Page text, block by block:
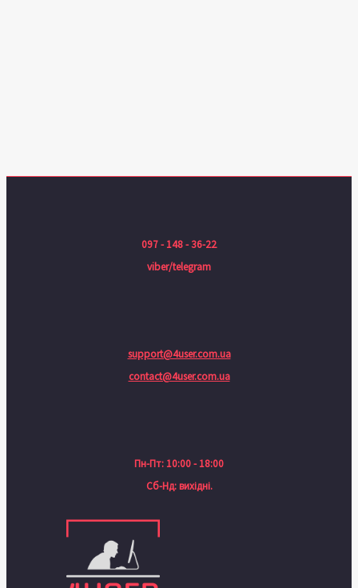
097 - 148 - 36-22
viber/telegram
support@4user.com.ua
contact@4user.com.ua
Пн-Пт: 10:00 - 18:00
Сб-Нд: вихідні.